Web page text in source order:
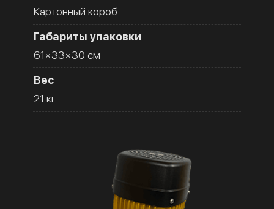
Картонный короб
Габариты упаковки
61×33×30 см
Вес
21 кг